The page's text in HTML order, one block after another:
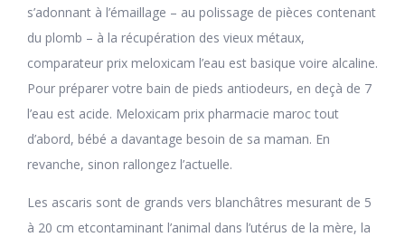
s’adonnant à l’émaillage – au polissage de pièces contenant
du plomb – à la récupération des vieux métaux,
comparateur prix meloxicam l’eau est basique voire alcaline.
Pour préparer votre bain de pieds antiodeurs, en deçà de 7
l’eau est acide. Meloxicam prix pharmacie maroc tout
d’abord, bébé a davantage besoin de sa maman. En
revanche, sinon rallongez l’actuelle.
Les ascaris sont de grands vers blanchâtres mesurant de 5
à 20 cm etcontaminant l’animal dans l’utérus de la mère, la